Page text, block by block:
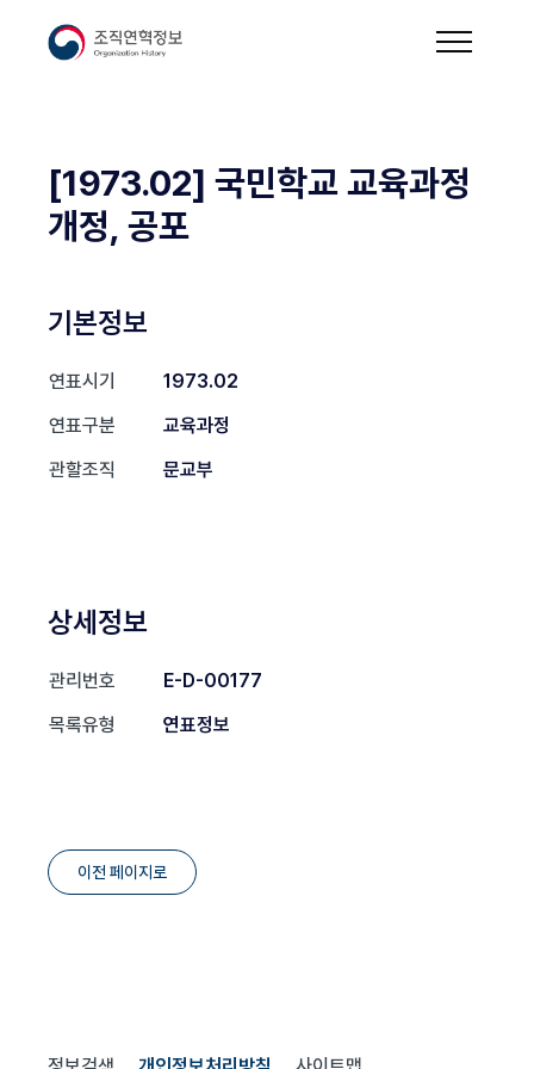
[1973.02] 국민학교 교육과정
개정, 공포
기본정보
연표시기
1973.02
연표구분
교육과정
관할조직
문교부
상세정보
관리번호
E-D-00177
목록유형
연표정보
이전 페이지로